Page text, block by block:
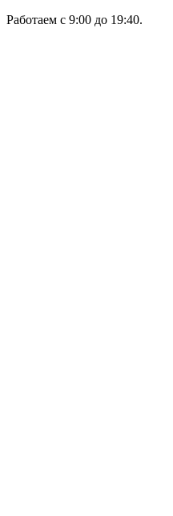
Работаем с 9:00 до 19:40.